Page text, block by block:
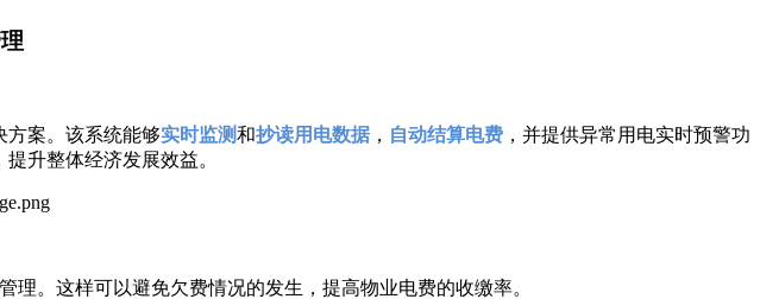
方案。该系统能够实时监测和抄读用电数据 ， 自动结算电费 ，并提供异常用电实时预警功
升整体经济发展效益。
。这样可以避免欠费情况的发生，提高物业电费的收缴率。